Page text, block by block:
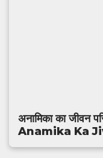
अनामिका का जीवन
Anamika Ka